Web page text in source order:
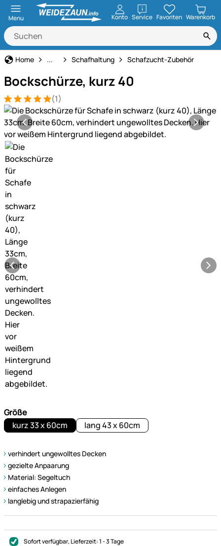
Menu Konto ServiceöffnenFavoriten Warenkorb
Home Tierbedarf
... Schafhaltung Schafzucht-Zubehör
Bockschürze, kurz 40
Bewertung: 5 von 5 (1 Bewertungen)
1 Bewertung (1)
Produktgalerie
Größe
kurz 33 x 60cm
lang 43 x 60cm
verhindert ungewolltes Decken
gezielte Anpaarung
Material: Segeltuch
einfaches Anlegen
langlebig und strapazierfähig
Sofort verfügbar, Lieferzeit:1 - 3 Tage